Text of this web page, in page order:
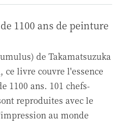
1100 ans de peinture
de Takamatsuzuka
livre couvre l'essence
1100 ans. 101 chefs-
reproduites avec le
au monde